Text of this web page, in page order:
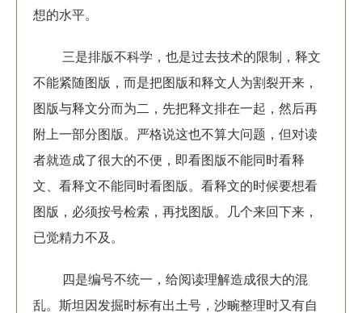
想的水平。
三是排版不科学，也是过去技术的限制，释文
不能紧随图版，而是把图版和释文人为割裂开来，
图版与释文分而为二，先把释文排在一起，然后再
附上一部分图版。严格说这也不算大问题，但对读
者就造成了很大的不便，即看图版不能同时看释
文、看释文不能同时看图版。看释文的时候要想看
图版，必须按号检索，再找图版。几个来回下来，
已觉精力不及。
四是编号不统一，给阅读理解造成很大的混
乱。斯坦因发掘时标有出土号，沙畹整理时又有自